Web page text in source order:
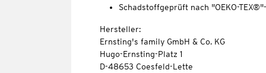
Schadstoffgeprüft nach "OEKO-
Hersteller:
Ernsting's family GmbH & Co. KG
Hugo-Ernsting-Platz 1
D-48653 Coesfeld-Lette